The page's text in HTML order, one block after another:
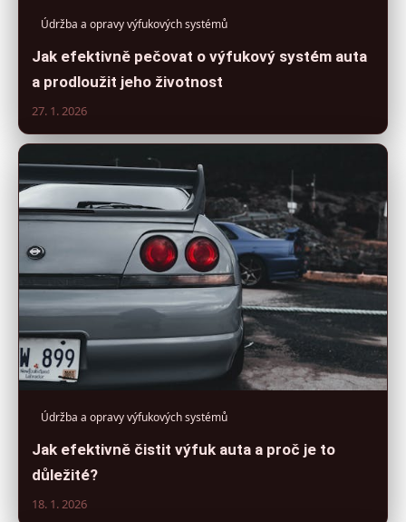
Údržba a opravy výfukových systémů
Jak efektivně pečovat o výfukový systém auta
a prodloužit jeho životnost
27. 1. 2026
Údržba a opravy výfukových systémů
Jak efektivně čistit výfuk auta a proč je to
důležité?
18. 1. 2026